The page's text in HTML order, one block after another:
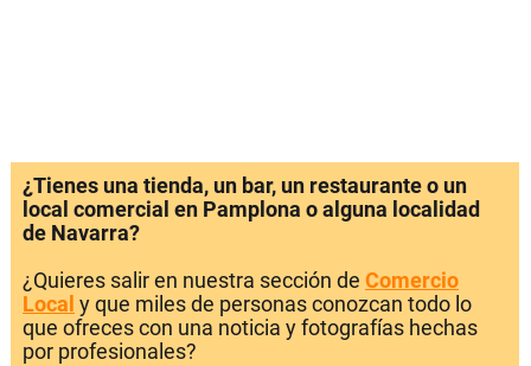
¿Tienes una tienda, un bar, un restaurante o un
local comercial en Pamplona o alguna localidad
de Navarra?
¿Quieres salir en nuestra sección de Comercio
Local y que miles de personas conozcan todo lo
que ofreces con una noticia y fotografías hechas
por profesionales?